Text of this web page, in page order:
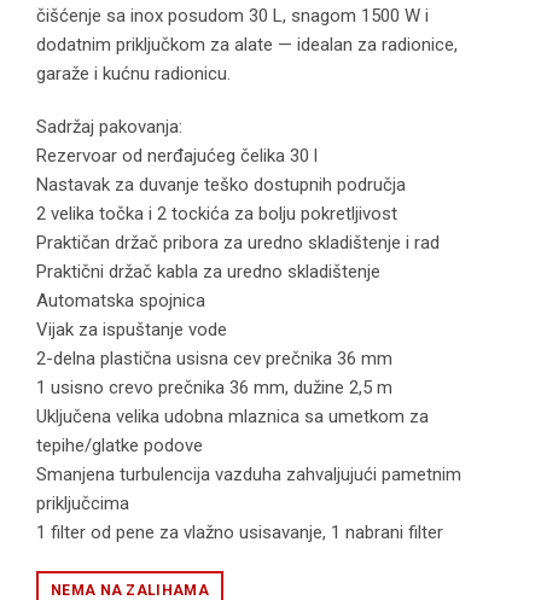
čišćenje sa inox posudom 30 L, snagom 1500 W i
dodatnim priključkom za alate — idealan za radionice,
garaže i kućnu radionicu.
Sadržaj pakovanja:
Rezervoar od nerđajućeg čelika 30 l
Nastavak za duvanje teško dostupnih područja
2 velika točka i 2 tockića za bolju pokretljivost
Praktičan držač pribora za uredno skladištenje i rad
Praktični držač kabla za uredno skladištenje
Automatska spojnica
Vijak za ispuštanje vode
2-delna plastična usisna cev prečnika 36 mm
1 usisno crevo prečnika 36 mm, dužine 2,5 m
Uključena velika udobna mlaznica sa umetkom za
tepihe/glatke podove
Smanjena turbulencija vazduha zahvaljujući pametnim
priključcima
1 filter od pene za vlažno usisavanje, 1 nabrani filter
NEMA NA ZALIHAMA